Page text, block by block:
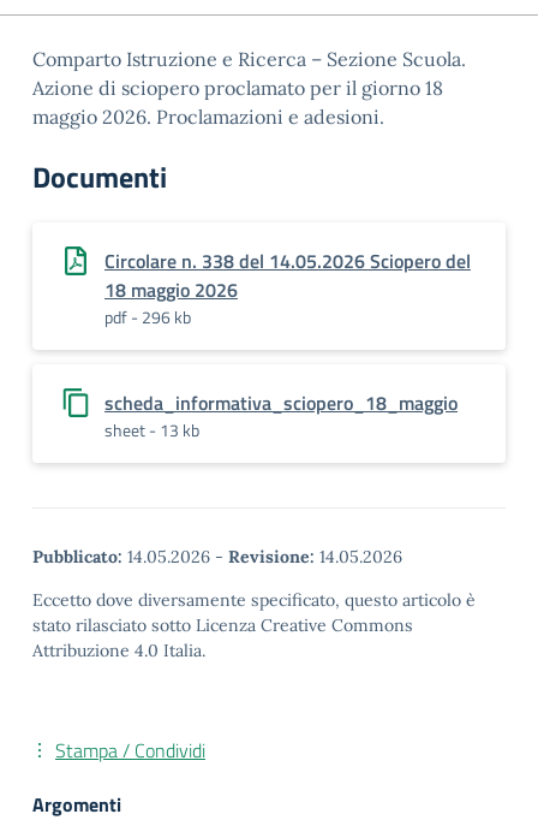
Comparto Istruzione e Ricerca – Sezione Scuola.
Azione di sciopero proclamato per il giorno 18
maggio 2026. Proclamazioni e adesioni.
Documenti
Circolare n. 338 del 14.05.2026 Sciopero del
18 maggio 2026
pdf - 296 kb
scheda_informativa_sciopero_18_maggio
sheet - 13 kb
Pubblicato: 14.05.2026 - Revisione: 14.05.2026
Eccetto dove diversamente specificato, questo articolo è
stato rilasciato sotto Licenza Creative Commons
Attribuzione 4.0 Italia.
Stampa / Condividi
Argomenti